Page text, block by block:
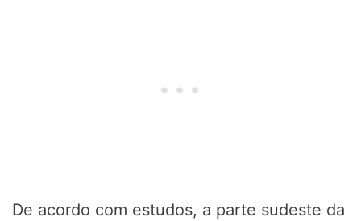
De acordo com estudos, a parte sudeste da